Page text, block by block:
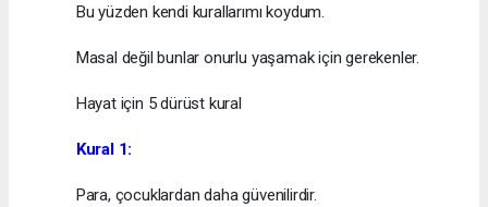
Bu yüzden kendi kurallarımı koydum.
Masal değil bunlar onurlu yaşamak için gerekenler.
Hayat için 5 dürüst kural
Kural 1:
Para, çocuklardan daha güvenilirdir.